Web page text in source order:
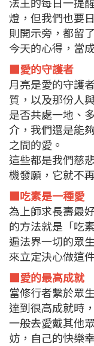
燈，但我們也要
則開示旁，都留
今天的心得，當
■愛的守護者
月亮是愛的守護
質，以及那份人
是否共處一地、
介，我們還是能
之間的愛。
這些都是我們慈
機發願，它就不
■吃素是一種愛
為上師求長壽最
的方法就是「吃
遍法界一切的眾
來立定決心做這
■愛的最高成就
當修行者繫於眾
達到很高成就時
一般去愛戴其他
妨，自己的快樂